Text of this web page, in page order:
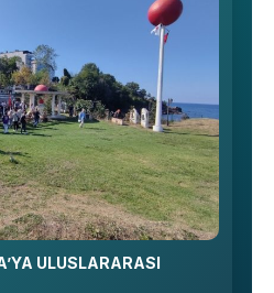
ULUSLARARASI